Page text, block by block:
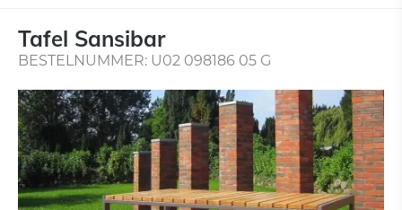
Tafel Sansibar
BESTELNUMMER: U02 098186 05 G